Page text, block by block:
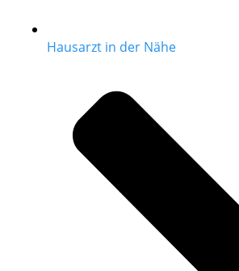
Hausarzt in der Nähe